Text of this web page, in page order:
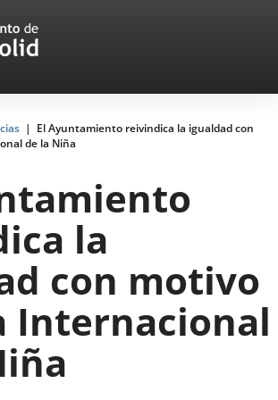
El Ayuntamiento reivindica la igualdad con
de la Niña
la
con motivo
Internacional